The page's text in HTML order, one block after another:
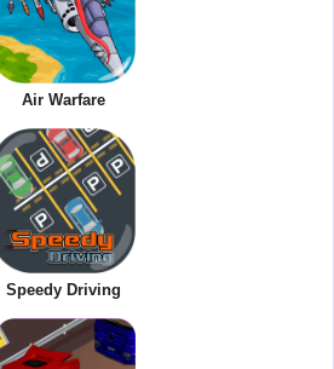
Air Warfare
Speedy Driving